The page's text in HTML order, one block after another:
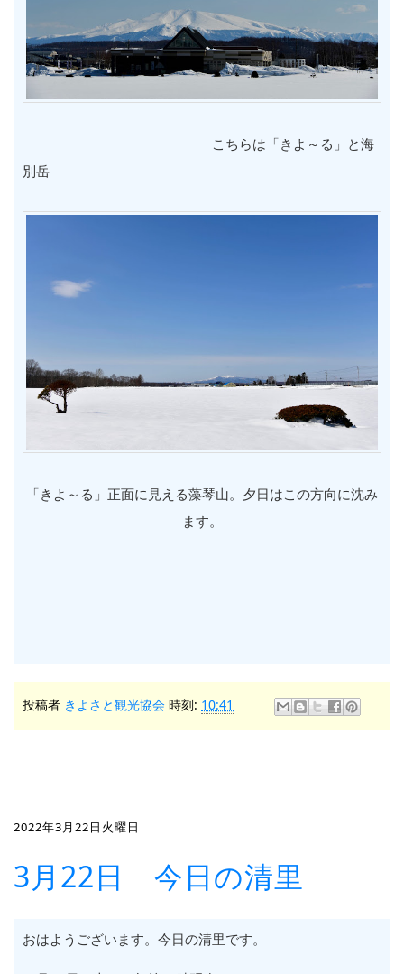
こちらは「きよ～る」と海
別岳
「きよ～る」正面に見える藻琴山。夕日はこの方向に沈み
ます。
投稿者 きよさと観光協会 時刻: 10:41
2022年3月22日火曜日
3月22日 今日の清里
おはようございます。今日の清里です。